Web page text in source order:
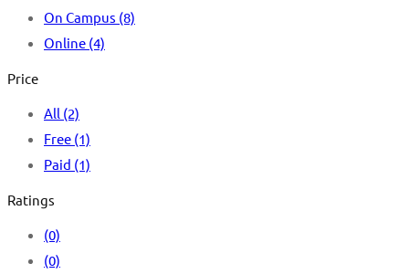
On Campus (8)
Online (4)
Price
All (2)
Free (1)
Paid (1)
Ratings
(0)
(0)